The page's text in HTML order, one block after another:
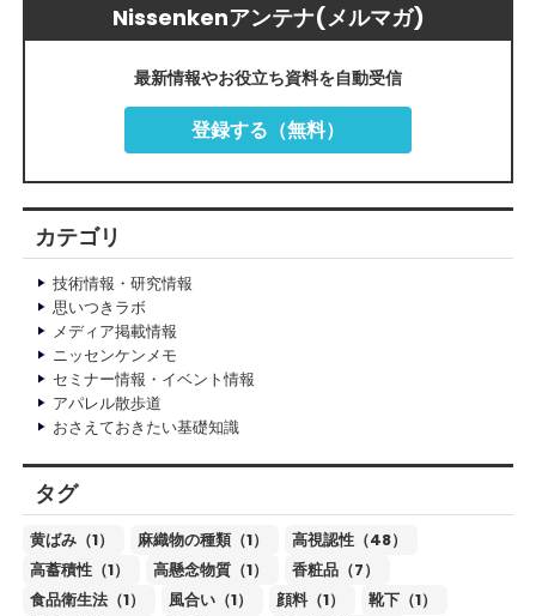
Nissenkenアンテナ(メルマガ)
最新情報やお役立ち資料を自動受信
登録する（無料）
カテゴリ
技術情報・研究情報
思いつきラボ
メディア掲載情報
ニッセンケンメモ
セミナー情報・イベント情報
アパレル散歩道
おさえておきたい基礎知識
タグ
黄ばみ（1） 麻織物の種類（1）
高視認性（48）
高蓄積性（1）
高懸念物質（1）
香粧品（7）
食品衛生法（1）
風合い（1） 顔料（1）
靴下（1）